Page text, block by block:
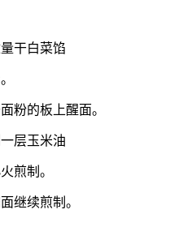
干白菜馅
粉的板上醒面。
层玉米油
煎制。
继续煎制。